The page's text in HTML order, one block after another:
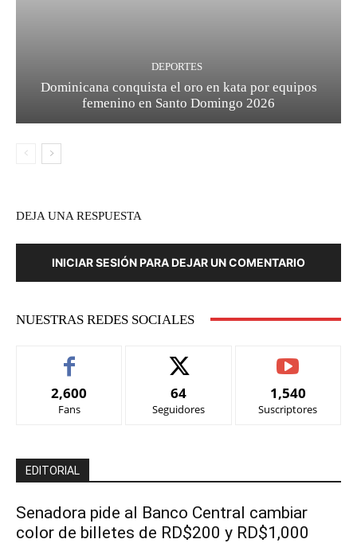
DEPORTES
Dominicana conquista el oro en kata por equipos
femenino en Santo Domingo 2026
DEJA UNA RESPUESTA
INICIAR SESIÓN PARA DEJAR UN COMENTARIO
NUESTRAS REDES SOCIALES
2,600
Fans
64
Seguidores
1,540
Suscriptores
EDITORIAL
Senadora pide al Banco Central cambiar
color de billetes de RD$200 y RD$1,000